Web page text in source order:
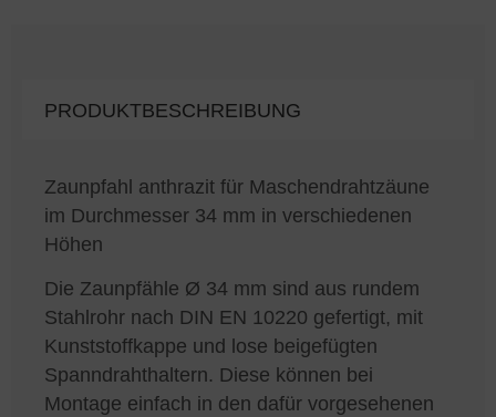
PRODUKTBESCHREIBUNG
Zaunpfahl anthrazit für Maschendrahtzäune
im Durchmesser 34 mm in verschiedenen
Höhen
Die Zaunpfähle Ø 34 mm sind aus rundem
Stahlrohr nach DIN EN 10220 gefertigt, mit
Kunststoffkappe und lose beigefügten
Spanndrahthaltern. Diese können bei
Montage einfach in den dafür vorgesehenen